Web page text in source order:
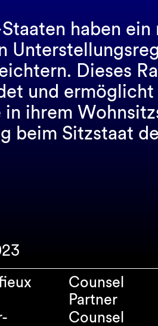
haben
Dieses
und
ihrem
beim Sitzstaat
Counsel
Partner
Counsel